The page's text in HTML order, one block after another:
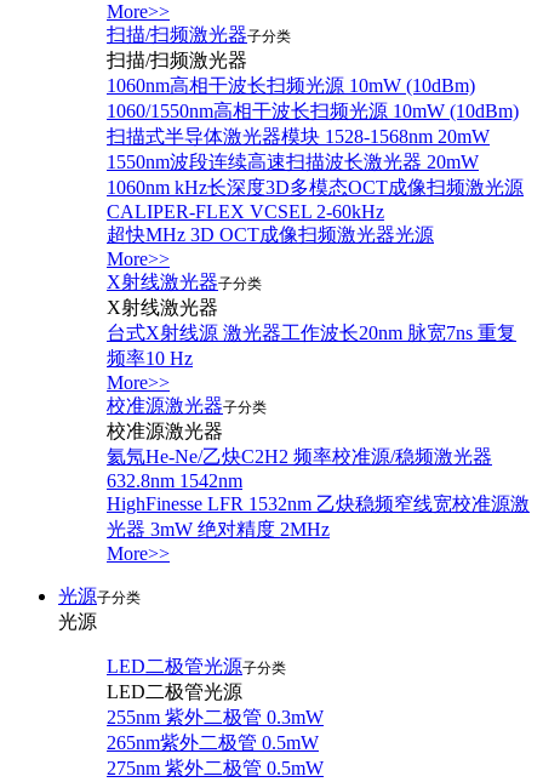
More>>
扫描/扫频激光器子分类
扫描/扫频激光器
1060nm高相干波长扫频光源 10mW (10dBm)
1060/1550nm高相干波长扫频光源 10mW (10dBm)
扫描式半导体激光器模块 1528-1568nm 20mW
1550nm波段连续高速扫描波长激光器 20mW
1060nm kHz长深度3D多模态OCT成像扫频激光源
CALIPER-FLEX VCSEL 2-60kHz
超快MHz 3D OCT成像扫频激光器光源
More>>
X射线激光器子分类
X射线激光器
台式X射线源 激光器工作波长20nm 脉宽7ns 重复
频率10 Hz
More>>
校准源激光器子分类
校准源激光器
氦氖He-Ne/乙炔C2H2 频率校准源/稳频激光器
632.8nm 1542nm
HighFinesse LFR 1532nm 乙炔稳频窄线宽校准源激
光器 3mW 绝对精度 2MHz
More>>
光源子分类
光源
LED二极管光源子分类
LED二极管光源
255nm 紫外二极管 0.3mW
265nm紫外二极管 0.5mW
275nm 紫外二极管 0.5mW